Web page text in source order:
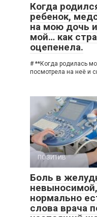
Когда
ребенок,
на мою дочь
мой… как
оцепенела.
# **Когда родилась
посмотрела на неё и
ПОЗИТИВ
Боль в
нормально
слова врача